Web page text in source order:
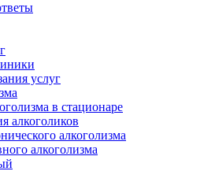
услуг
в стационаре
алкоголиков
алкоголизма
алкоголизма